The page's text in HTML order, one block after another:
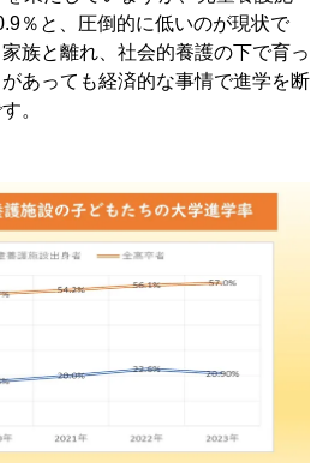
％と、圧倒的に低いのが現状で
族と離れ、社会的養護の下で育っ
あっても経済的な事情で進学を断
。